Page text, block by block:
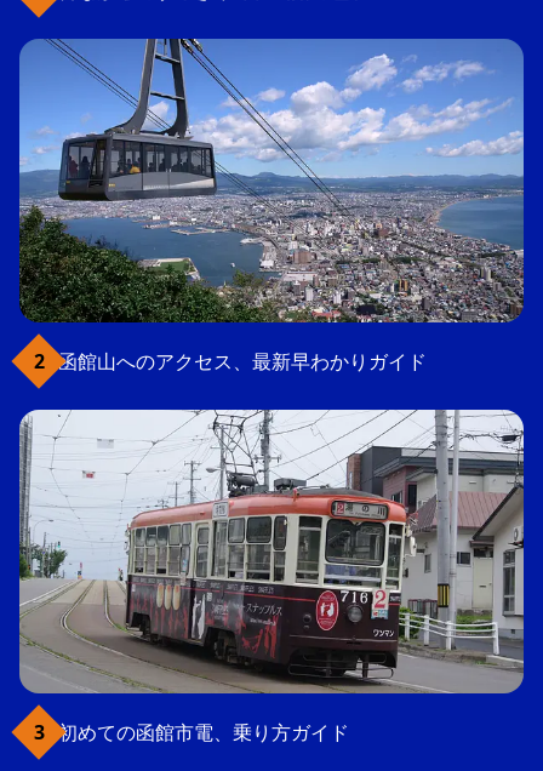
函館山へのアクセス、最新早わかりガイド
初めての函館市電、乗り方ガイド